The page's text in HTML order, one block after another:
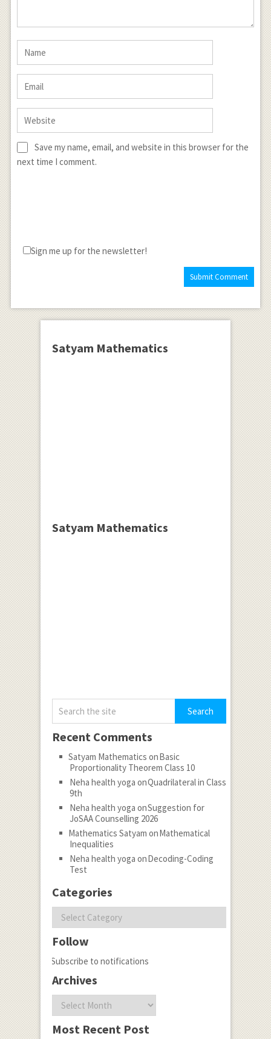
Save my name, email, and website in this browser for the
next time I comment.
Sign me up for the newsletter!
Satyam Mathematics
Satyam Mathematics
Recent Comments
Satyam Mathematics onBasic
Proportionality Theorem Class 10
Neha health yoga onQuadrilateral in Class
9th
Neha health yoga onSuggestion for
JoSAA Counselling 2026
Mathematics Satyam onMathematical
Inequalities
Neha health yoga onDecoding-Coding
Test
Categories
Follow
Subscribe to notifications
Archives
Most Recent Post